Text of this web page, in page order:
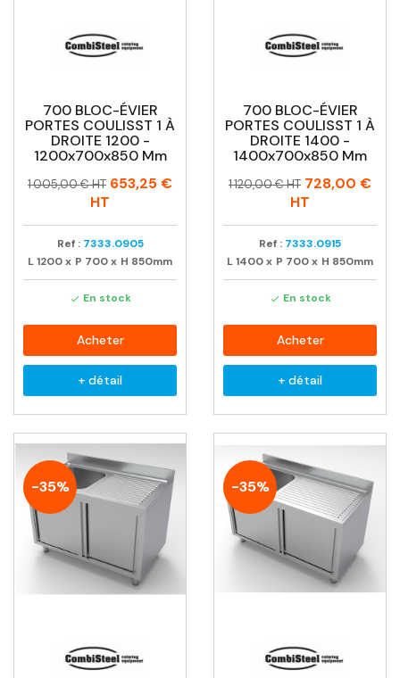
700 BLOC-ÉVIER
PORTES COULISST 1 À
DROITE 1200 -
1200x700x850 Mm
Prix
Prix
1 005,00 € HT 653,25 €
HT
Ref : 7333.0905
L1200x P 700x H 850mm
 En stock
Acheter
+ détail
700 BLOC-ÉVIER
PORTES COULISST 1 À
DROITE 1400 -
1400x700x850 Mm
Prix
Prix
1 120,00 € HT 728,00 €
HT
Ref : 7333.0915
L1400x P 700x H 850mm
 En stock
Acheter
+ détail
-35% -35%